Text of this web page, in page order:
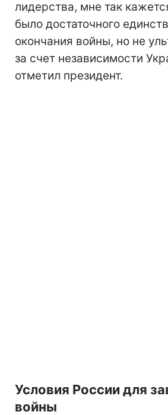
лидерства, мне так
было достаточного
окончания войны, но не
за счет независимости
отметил президент.
Условия России для
войны